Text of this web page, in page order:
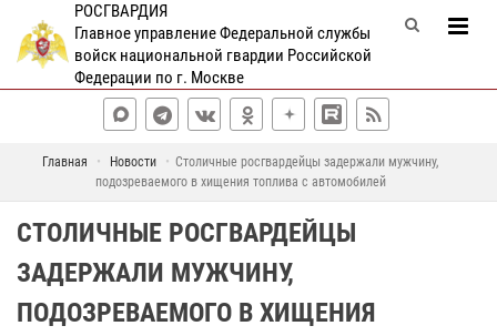
РОСГВАРДИЯ
Главное управление Федеральной службы
войск национальной гвардии Российской
Федерации по г. Москве
Главная Новости
Столичные росгвардейцы задержали мужчину,
подозреваемого в хищения топлива с автомобилей
СТОЛИЧНЫЕ РОСГВАРДЕЙЦЫ
ЗАДЕРЖАЛИ МУЖЧИНУ,
ПОДОЗРЕВАЕМОГО В ХИЩЕНИЯ